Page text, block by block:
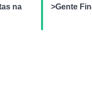
na
>Gente